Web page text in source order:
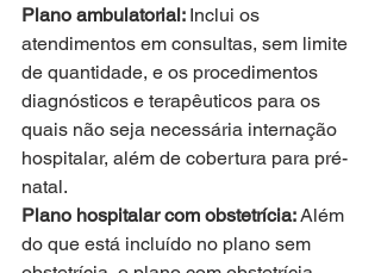
Plano ambulatorial: Inclui os
atendimentos em consultas, sem limite
de quantidade, e os procedimentos
diagnósticos e terapêuticos para os
quais não seja necessária internação
hospitalar, além de cobertura para pré-
natal.
Plano hospitalar com obstetrícia: Além
do que está incluído no plano sem